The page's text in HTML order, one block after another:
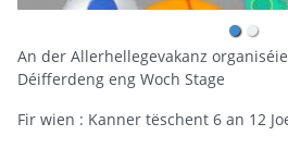
An der Allerhellegevakanz
Déifferdeng eng Woch Stage
Fir wien : Kanner tëschent 6 an 12